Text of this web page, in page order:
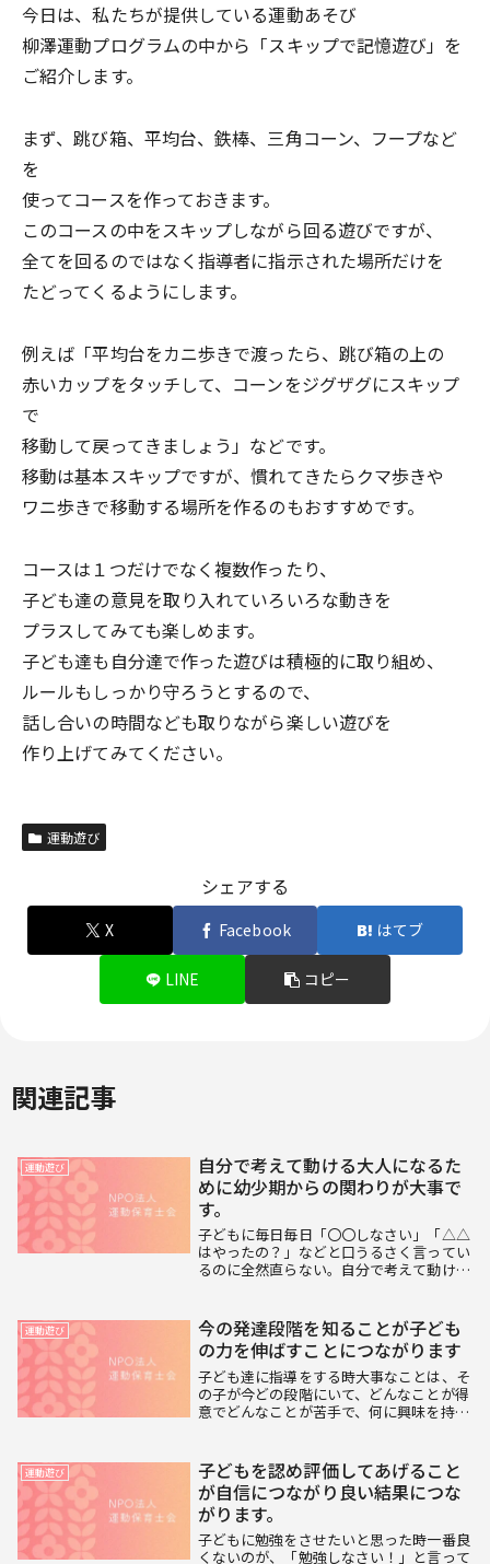
今日は、私たちが提供している運動あそび
柳澤運動プログラムの中から「スキップで記憶遊び」を
ご紹介します。
まず、跳び箱、平均台、鉄棒、三角コーン、フープなど
を
使ってコースを作っておきます。
このコースの中をスキップしながら回る遊びですが、
全てを回るのではなく指導者に指示された場所だけを
たどってくるようにします。
例えば「平均台をカニ歩きで渡ったら、跳び箱の上の
赤いカップをタッチして、コーンをジグザグにスキップ
で
移動して戻ってきましょう」などです。
移動は基本スキップですが、慣れてきたらクマ歩きや
ワニ歩きで移動する場所を作るのもおすすめです。
コースは１つだけでなく複数作ったり、
子ども達の意見を取り入れていろいろな動きを
プラスしてみても楽しめます。
子ども達も自分達で作った遊びは積極的に取り組め、
ルールもしっかり守ろうとするので、
話し合いの時間なども取りながら楽しい遊びを
作り上げてみてください。
運動遊び
シェアする
X Facebook はてブ
LINE コピー
関連記事
運動遊び
自分で考えて動ける大人になるた
めに幼少期からの関わりが大事で
す。
子どもに毎日毎日「〇〇しなさい」「△△
はやったの？」などと口うるさく言ってい
るのに全然直らない。自分で考えて動ける
だけやる大人になるのではなく自分で考え
て動ける大人...
運動遊び
今の発達段階を知ることが子ども
の力を伸ばすことにつながります
子ども達に指導をする時大事なことは、そ
の子が今どの段階にいて、どんなことが得
意でどんなことが苦手で、何に興味を持っ
果的かや、できないことがあった時の具体
的な対策や対...
運動遊び
子どもを認め評価してあげること
が自信につながり良い結果につな
がります。
子どもに勉強をさせたいと思った時一番良
くないのが、「勉強しなさい！」と言って